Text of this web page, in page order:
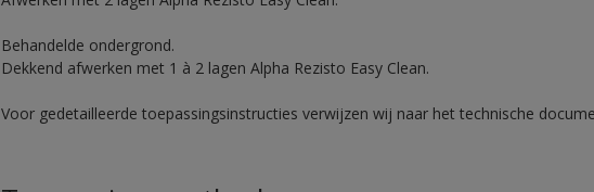
Behandelde ondergrond.
Dekkend afwerken met 1 à 2 lagen Alpha Rezisto Easy Clean.
Voor gedetailleerde toepassingsinstructies verwijzen wij naar het technische